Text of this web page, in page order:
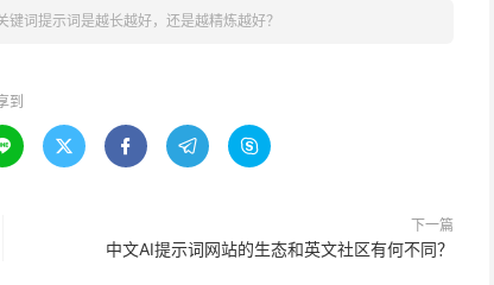
键词提示词是越长越好，还是越精炼越好？
到
   
下一篇
中文AI提示词网站的生态和英文社区有何不同？